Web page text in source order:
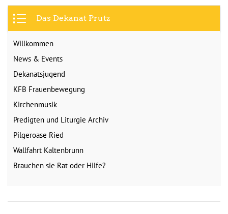
Das Dekanat Prutz
Willkommen
News & Events
Dekanatsjugend
KFB Frauenbewegung
Kirchenmusik
Predigten und Liturgie Archiv
Pilgeroase Ried
Wallfahrt Kaltenbrunn
Brauchen sie Rat oder Hilfe?